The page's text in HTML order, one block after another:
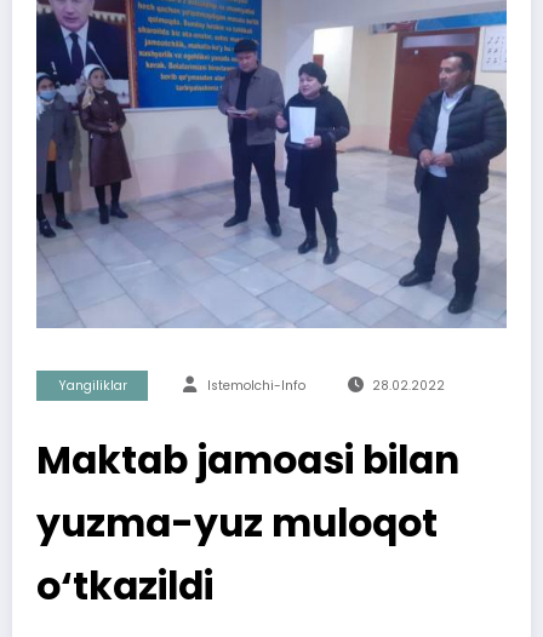
Yangiliklar Istemolchi-Info 28.02.2022
Maktab jamoasi bilan
yuzma-yuz muloqot
o‘tkazildi